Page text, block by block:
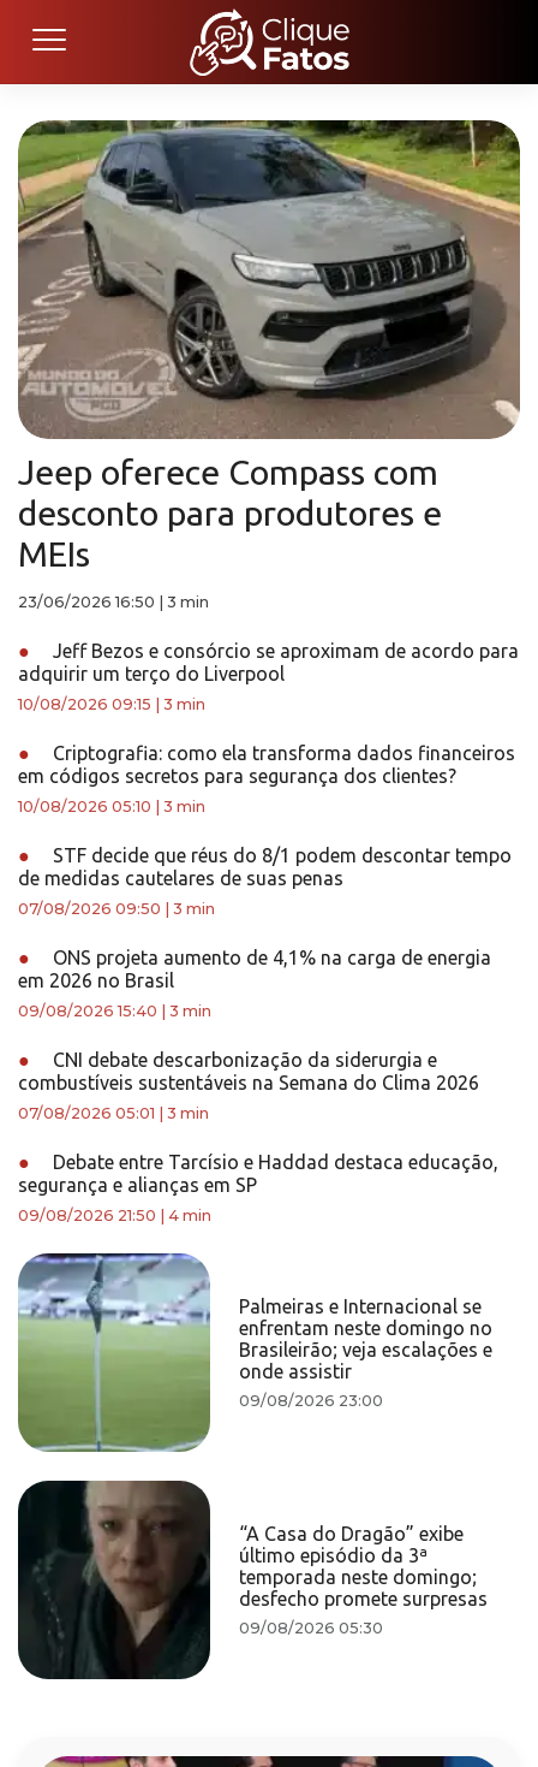
Jeep oferece Compass com
desconto para produtores e
MEIs
23/06/2026 16:50 3 min
●
Jeff Bezos e consórcio se aproximam de acordo para
adquirir um terço do Liverpool
10/08/2026 09:15 3 min
●
Criptografia: como ela transforma dados financeiros
em códigos secretos para segurança dos clientes?
10/08/2026 05:10 3 min
●
STF decide que réus do 8/1 podem descontar tempo
de medidas cautelares de suas penas
07/08/2026 09:50 3 min
●
ONS projeta aumento de 4,1% na carga de energia
em 2026 no Brasil
09/08/2026 15:40 3 min
●
CNI debate descarbonização da siderurgia e
combustíveis sustentáveis na Semana do Clima 2026
07/08/2026 05:01 3 min
●
Debate entre Tarcísio e Haddad destaca educação,
segurança e alianças em SP
09/08/2026 21:50 4 min
Palmeiras e Internacional se
enfrentam neste domingo no
Brasileirão; veja escalações e
onde assistir
09/08/2026 23:00
“A Casa do Dragão” exibe
último episódio da 3ª
temporada neste domingo;
desfecho promete surpresas
09/08/2026 05:30